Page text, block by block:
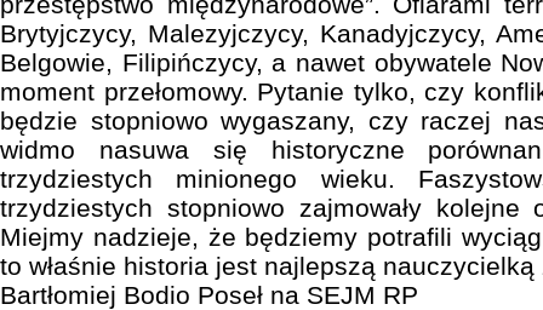
Brytyjczycy, Malezyjczycy, Kanadyjczycy,
Belgowie, Filipińczycy, a nawet obywatele
moment przełomowy. Pytanie tylko, czy
będzie stopniowo wygaszany, czy raczej
widmo nasuwa się historyczne
trzydziestych minionego wieku.
trzydziestych stopniowo zajmowały kolejne
Miejmy nadzieje, że będziemy potrafili
to właśnie historia jest najlepszą nauczycielką
Bartłomiej Bodio Poseł na SEJM RP